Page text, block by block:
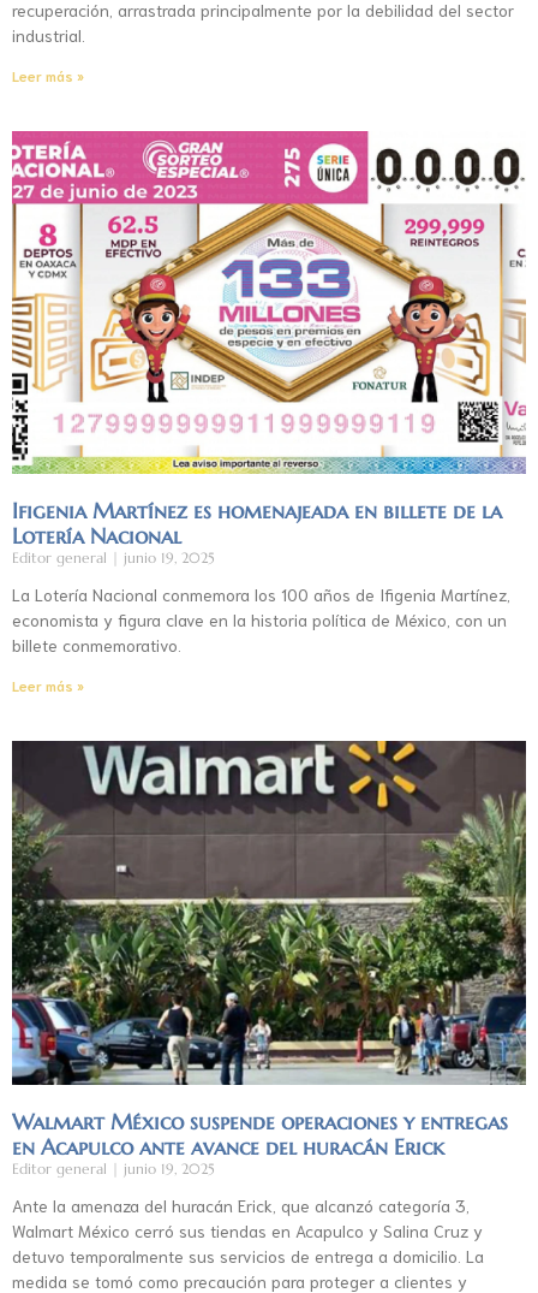
recuperación, arrastrada principalmente por la debilidad del sector
industrial.
Leer más »
Ifigenia Martínez es homenajeada en billete de la
Lotería Nacional
Editor general junio 19, 2025
La Lotería Nacional conmemora los 100 años de Ifigenia Martínez,
economista y figura clave en la historia política de México, con un
billete conmemorativo.
Leer más »
Walmart México suspende operaciones y entregas
en Acapulco ante avance del huracán Erick
Editor general junio 19, 2025
Ante la amenaza del huracán Erick, que alcanzó categoría 3,
Walmart México cerró sus tiendas en Acapulco y Salina Cruz y
detuvo temporalmente sus servicios de entrega a domicilio. La
medida se tomó como precaución para proteger a clientes y